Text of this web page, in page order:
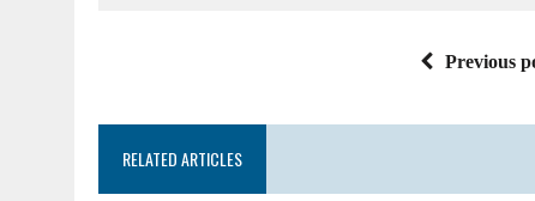
Previous
RELATED ARTICLES